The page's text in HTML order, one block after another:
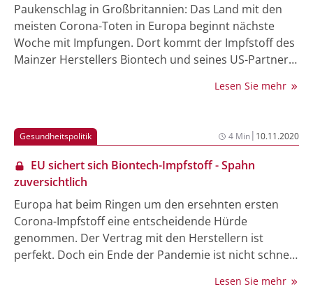
Paukenschlag in Großbritannien: Das Land mit den
meisten Corona-Toten in Europa beginnt nächste
Woche mit Impfungen. Dort kommt der Impfstoff des
Mainzer Herstellers Biontech und seines US-Partners
Lesen Sie mehr
Gesundheitspolitik 4 Min| 10.11.2020
EU sichert sich Biontech-Impfstoff - Spahn
zuversichtlich
Europa hat beim Ringen um den ersehnten ersten
Corona-Impfstoff eine entscheidende Hürde
genommen. Der Vertrag mit den Herstellern ist
perfekt. Doch ein Ende der Pandemie ist nicht schnell
Lesen Sie mehr